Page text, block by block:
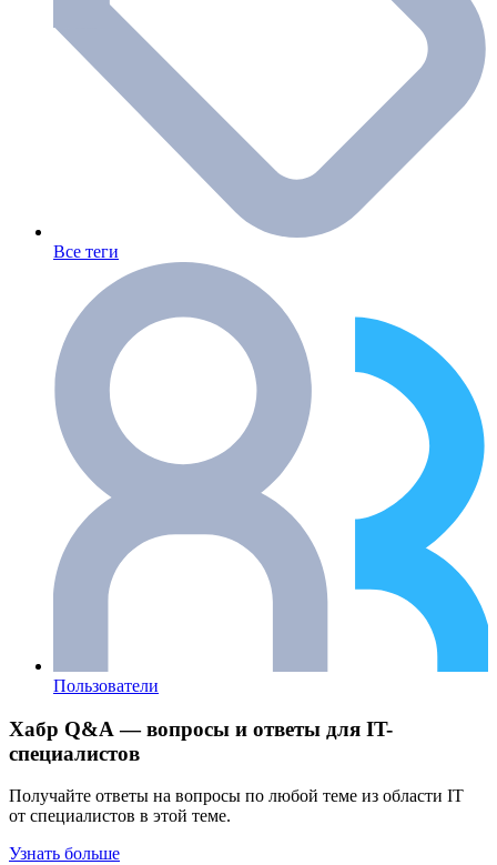
Все теги
Пользователи
Хабр Q&A — вопросы и ответы для IT-
специалистов
Получайте ответы на вопросы по любой теме из области IT
от специалистов в этой теме.
Узнать больше